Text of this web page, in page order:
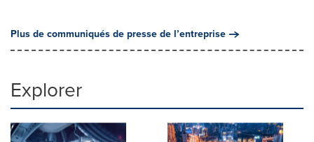
Plus de communiqués de presse de l’entreprise
Explorer